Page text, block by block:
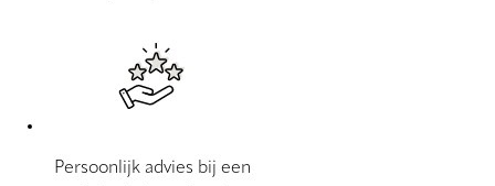
Persoonlijk advies bij een